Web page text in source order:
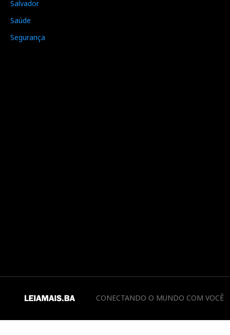
Salvador
Saúde
Segurança
CONECTANDO O MUNDO COM VOCÊ